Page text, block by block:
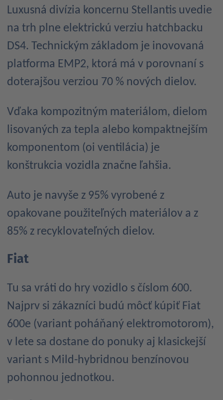
Luxusná divízia koncernu Stellantis uvedie
na trh plne elektrickú verziu hatchbacku
DS4. Technickým základom je inovovaná
platforma EMP2, ktorá má v porovnaní s
doterajšou verziou 70 % nových dielov.
Vďaka kompozitným materiálom, dielom
lisovaných za tepla alebo kompaktnejším
komponentom (oi ventilácia) je
konštrukcia vozidla značne ľahšia.
Auto je navyše z 95% vyrobené z
opakovane použiteľných materiálov a z
85% z recyklovateľných dielov.
Fiat
Tu sa vráti do hry vozidlo s číslom 600.
Najprv si zákazníci budú môcť kúpiť Fiat
600e (variant poháňaný elektromotorom),
v lete sa dostane do ponuky aj klasickejší
variant s Mild-hybridnou benzínovou
pohonnou jednotkou.